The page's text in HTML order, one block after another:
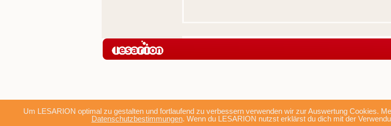
Um LESARION optimal zu gestalten und fortlaufend zu verbessern verwenden wir zur Auswertung Cookies.
Datenschutzbestimmungen. Wenn du LESARION nutzst erklärst du dich mit der